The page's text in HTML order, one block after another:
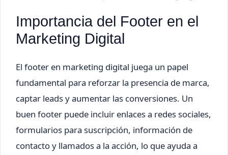
Importancia del Footer en el
Marketing Digital
El footer en marketing digital juega un papel
fundamental para reforzar la presencia de marca,
captar leads y aumentar las conversiones. Un
buen footer puede incluir enlaces a redes sociales,
formularios para suscripción, información de
contacto y llamados a la acción, lo que ayuda a